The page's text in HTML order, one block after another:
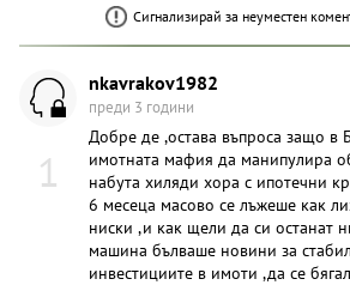
Сигнализирай за неуместен
1
nkavrakov1982
преди 3 години
Добре де ,остава въпроса защо в
имотната мафия да манипулира
набута хиляди хора с ипотечни
6 месеца масово се лъжеше как
ниски ,и как щели да си останат
машина бълваше новини за
инвестициите в имоти ,да се